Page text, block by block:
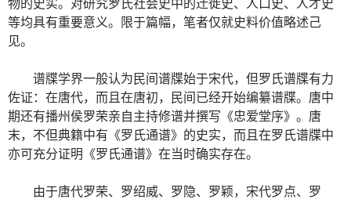
等均具有重要意义。限于篇幅，笔者仅就史料价值略述己
见。
谱牒学界一般认为民间谱牒始于宋代，但罗氏谱牒有力
佐证：在唐代，而且在唐初，民间已经开始编纂谱牒。唐中
期还有播州侯罗荣亲自主持修谱并撰写《忠爱堂序》。唐
末，不但典籍中有《罗氏通谱》的史实，而且在罗氏谱牒中
亦可充分证明《罗氏通谱》在当时确实存在。
由于唐代罗荣、罗绍威、罗隐、罗颖，宋代罗点、罗